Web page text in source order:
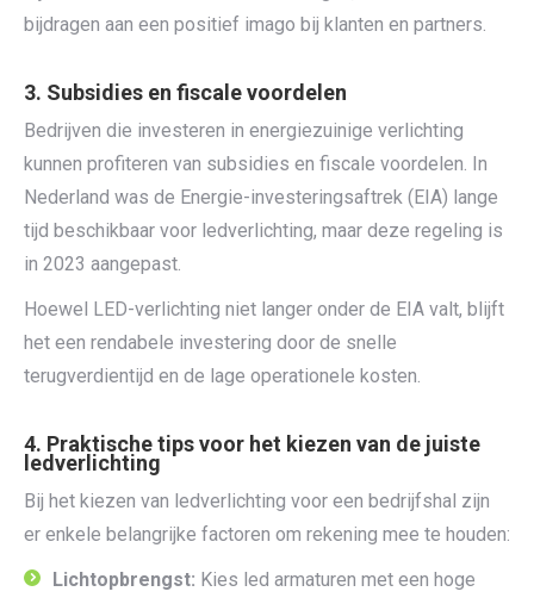
bijdragen aan een positief imago bij klanten en partners.
3. Subsidies en fiscale voordelen
Bedrijven die investeren in energiezuinige verlichting
kunnen profiteren van subsidies en fiscale voordelen. In
Nederland was de Energie-investeringsaftrek (EIA) lange
tijd beschikbaar voor ledverlichting, maar deze regeling is
in 2023 aangepast.
Hoewel LED-verlichting niet langer onder de EIA valt, blijft
het een rendabele investering door de snelle
terugverdientijd en de lage operationele kosten.
4. Praktische tips voor het kiezen van de juiste
ledverlichting
Bij het kiezen van ledverlichting voor een bedrijfshal zijn
er enkele belangrijke factoren om rekening mee te houden:
Lichtopbrengst: Kies led armaturen met een hoge